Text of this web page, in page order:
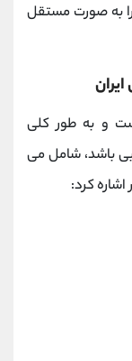
به صورت مستقل
و به طور کلی
باشد، شامل می
کرد: